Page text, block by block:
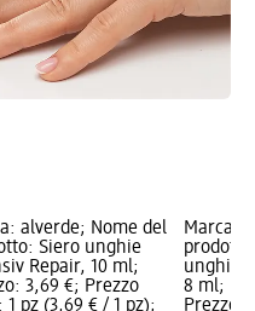
alverde; Nome del
Siero unghie
Repair, 10 ml;
3,69 €; Prezzo
1 pz (3,69 € / 1 pz);
Marca:
unghie
8 ml;
Prezzo